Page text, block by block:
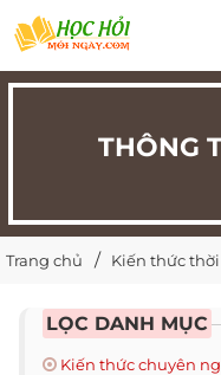
THÔNG
Trang chủ Kiến thức
LỌC DANH MỤC
Kiến thức chuyên